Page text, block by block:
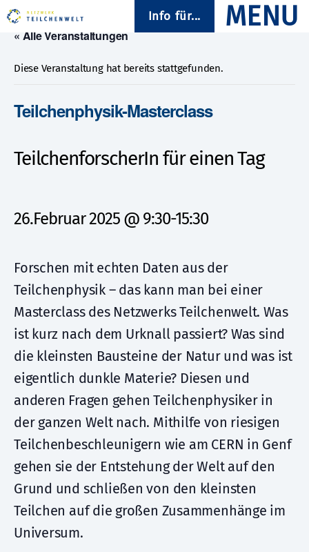
Info für...
« Alle Veranstaltungen
Diese Veranstaltung hat bereits stattgefunden.
Teilchenphysik-Masterclass
TeilchenforscherIn für einen Tag
26.Februar 2025 @ 9:30-15:30
Forschen mit echten Daten aus der
Teilchenphysik – das kann man bei einer
Masterclass des Netzwerks Teilchenwelt. Was
ist kurz nach dem Urknall passiert? Was sind
die kleinsten Bausteine der Natur und was ist
eigentlich dunkle Materie? Diesen und
anderen Fragen gehen Teilchenphysiker in
der ganzen Welt nach. Mithilfe von riesigen
Teilchenbeschleunigern wie am CERN in Genf
gehen sie der Entstehung der Welt auf den
Grund und schließen von den kleinsten
Teilchen auf die großen Zusammenhänge im
Universum.